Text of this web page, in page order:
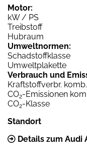
Motor:
kW / PS
Treibstoff
Hubraum
Umweltnormen:
Schadstoffklasse
Umweltplakette
Verbrauch und
Kraftstoffverbr. komb.
CO2-Emissionen
CO2-Klasse
Standort
Details zum Audi